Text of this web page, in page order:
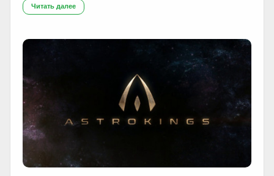
Читать далее